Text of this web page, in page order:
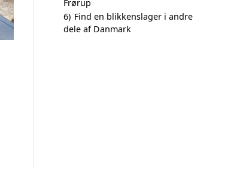
Frørup
6) Find en blikkenslager i andre
dele af Danmark